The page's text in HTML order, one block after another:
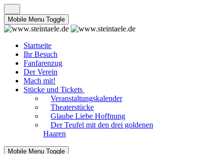
Mobile Menu Toggle
Startseite
Ihr Besuch
Fanfarenzug
Der Verein
Mach mit!
Stücke und Tickets
Veranstaltungskalender
Theaterstücke
Glaube Liebe Hoffnung
Der Teufel mit den drei goldenen
Haaren
Mobile Menu Toggle